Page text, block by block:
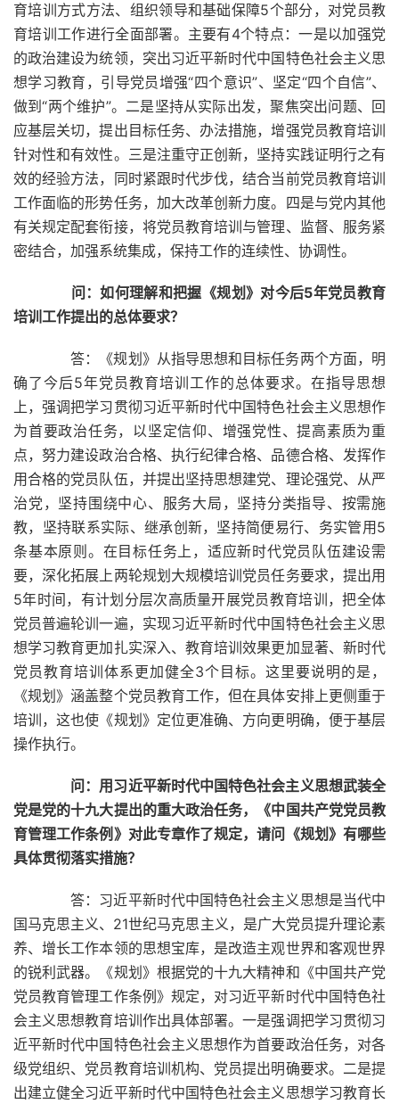
育培训方式方法、组织领导和基础保障5个部分，对党员教
育培训工作进行全面部署。主要有4个特点：一是以加强党
的政治建设为统领，突出习近平新时代中国特色社会主义思
想学习教育，引导党员增强“四个意识”、坚定“四个自信”、
做到“两个维护”。二是坚持从实际出发，聚焦突出问题、回
应基层关切，提出目标任务、办法措施，增强党员教育培训
针对性和有效性。三是注重守正创新，坚持实践证明行之有
效的经验方法，同时紧跟时代步伐，结合当前党员教育培训
工作面临的形势任务，加大改革创新力度。四是与党内其他
有关规定配套衔接，将党员教育培训与管理、监督、服务紧
密结合，加强系统集成，保持工作的连续性、协调性。
问：如何理解和把握《规划》对今后5年党员教育
培训工作提出的总体要求？
答：《规划》从指导思想和目标任务两个方面，明
确了今后5年党员教育培训工作的总体要求。在指导思想
上，强调把学习贯彻习近平新时代中国特色社会主义思想作
为首要政治任务，以坚定信仰、增强党性、提高素质为重
点，努力建设政治合格、执行纪律合格、品德合格、发挥作
用合格的党员队伍，并提出坚持思想建党、理论强党、从严
治党，坚持围绕中心、服务大局，坚持分类指导、按需施
教，坚持联系实际、继承创新，坚持简便易行、务实管用5
条基本原则。在目标任务上，适应新时代党员队伍建设需
要，深化拓展上两轮规划大规模培训党员任务要求，提出用
5年时间，有计划分层次高质量开展党员教育培训，把全体
党员普遍轮训一遍，实现习近平新时代中国特色社会主义思
想学习教育更加扎实深入、教育培训效果更加显著、新时代
党员教育培训体系更加健全3个目标。这里要说明的是，
《规划》涵盖整个党员教育工作，但在具体安排上更侧重于
培训，这也使《规划》定位更准确、方向更明确，便于基层
操作执行。
问：用习近平新时代中国特色社会主义思想武装全
党是党的十九大提出的重大政治任务，《中国共产党党员教
育管理工作条例》对此专章作了规定，请问《规划》有哪些
具体贯彻落实措施？
答：习近平新时代中国特色社会主义思想是当代中
国马克思主义、21世纪马克思主义，是广大党员提升理论素
养、增长工作本领的思想宝库，是改造主观世界和客观世界
的锐利武器。《规划》根据党的十九大精神和《中国共产党
党员教育管理工作条例》规定，对习近平新时代中国特色社
会主义思想教育培训作出具体部署。一是强调把学习贯彻习
近平新时代中国特色社会主义思想作为首要政治任务，对各
级党组织、党员教育培训机构、党员提出明确要求。二是提
出建立健全习近平新时代中国特色社会主义思想学习教育长